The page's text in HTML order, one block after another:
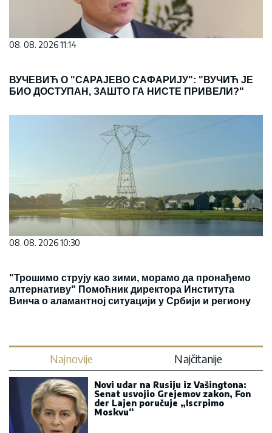
08. 08. 2026 11:14
ВУЧЕВИЋ О "САРАЈЕВО САФАРИЈУ": "ВУЧИЋ ЈЕ
БИО ДОСТУПАН, ЗАШТО ГА НИСТЕ ПРИВЕЛИ?"
08. 08. 2026 10:30
"Трошимо струју као зими, морамо да пронађемо
алтернативу" Помоћник директора Института
Винча о аламантној ситуацији у Србији и региону
Najnovije Najčitanije
Novi udar na Rusiju iz Vašingtona:
Senat usvojio Grejemov zakon, Fon
der Lajen poručuje „Iscrpimo
Moskvu“